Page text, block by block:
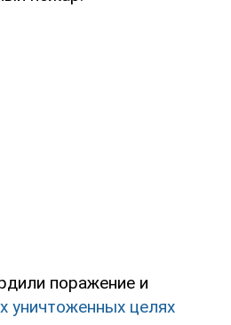
поражение и
уничтоженных целях